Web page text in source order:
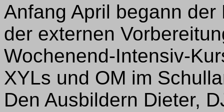
Anfang April begann
der externen
Wochenend-Intensiv-
XYLs und OM im
Den Ausbildern Dieter,